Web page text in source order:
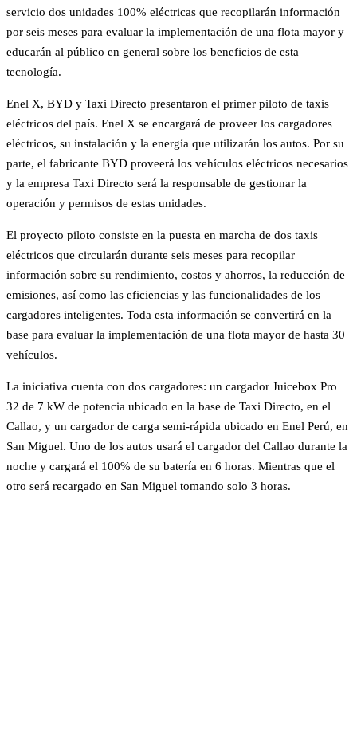
servicio dos unidades 100% eléctricas que recopilarán información
por seis meses para evaluar la implementación de una flota mayor y
educarán al público en general sobre los beneficios de esta
tecnología.
Enel X, BYD y Taxi Directo presentaron el primer piloto de taxis
eléctricos del país. Enel X se encargará de proveer los cargadores
eléctricos, su instalación y la energía que utilizarán los autos. Por su
parte, el fabricante BYD proveerá los vehículos eléctricos necesarios
y la empresa Taxi Directo será la responsable de gestionar la
operación y permisos de estas unidades.
El proyecto piloto consiste en la puesta en marcha de dos taxis
eléctricos que circularán durante seis meses para recopilar
información sobre su rendimiento, costos y ahorros, la reducción de
emisiones, así como las eficiencias y las funcionalidades de los
cargadores inteligentes. Toda esta información se convertirá en la
base para evaluar la implementación de una flota mayor de hasta 30
vehículos.
La iniciativa cuenta con dos cargadores: un cargador Juicebox Pro
32 de 7 kW de potencia ubicado en la base de Taxi Directo, en el
Callao, y un cargador de carga semi-rápida ubicado en Enel Perú, en
San Miguel. Uno de los autos usará el cargador del Callao durante la
noche y cargará el 100% de su batería en 6 horas. Mientras que el
otro será recargado en San Miguel tomando solo 3 horas.